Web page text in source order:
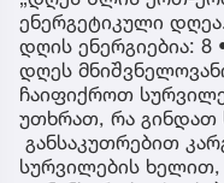
ენერგეტიკული
დღის ენერგიებია: 8
დღეს
ჩაიფიქროთ
უთხრათ, რა გინდათ
განსაკუთრებით
სურვილების